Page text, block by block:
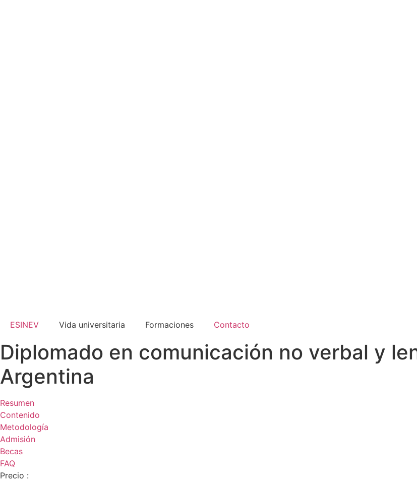
ESINEV Vida universitaria Formaciones Contacto
Diplomado en comunicación no verbal y
Argentina
Resumen
Contenido
Metodología
Admisión
Becas
FAQ
Precio :